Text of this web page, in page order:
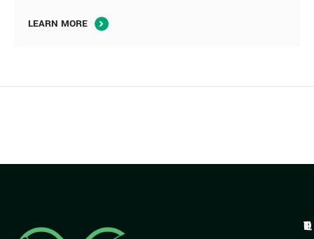
ترقب صدور بيانات سوق العمل الأمريكية، بينما تواصل أسهم
LEARN MORE
Q
T
P
T